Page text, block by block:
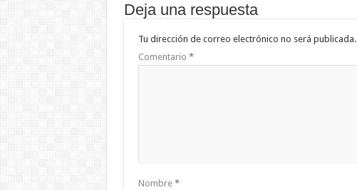
Deja una respuesta
Tu dirección de correo electrónico no será publicada.
Comentario *
Nombre *